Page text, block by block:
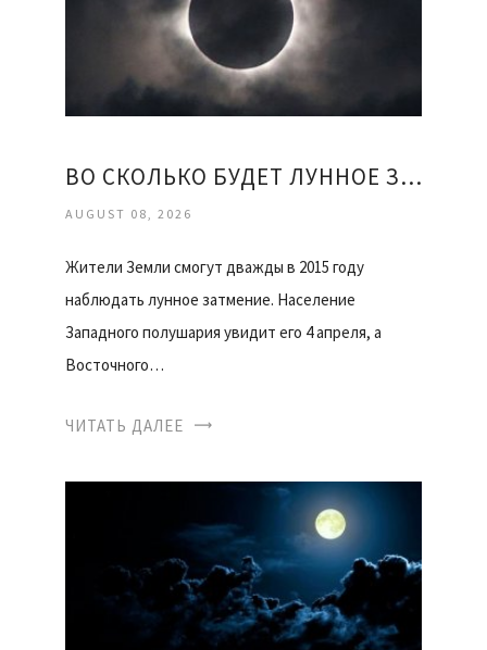
ВО СКОЛЬКО БУДЕТ ЛУННОЕ ЗАТМЕНИЕ
AUGUST 08, 2026
Жители Земли смогут дважды в 2015 году
наблюдать лунное затмение. Население
Западного полушария увидит его 4 апреля, а
Восточного…
ЧИТАТЬ ДАЛЕЕ